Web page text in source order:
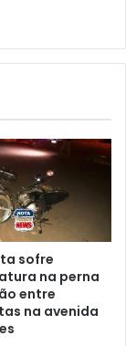
sofre
na perna
entre
na avenida